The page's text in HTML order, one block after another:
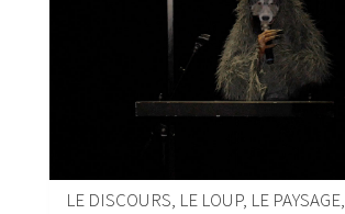
LE DISCOURS, LE LOUP, LE PAYSAGE,